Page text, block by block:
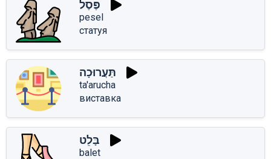
פֶּסֶל
pesel
статуя
תַּעֲרוּכָה
ta'arucha
виставка
בָּלֵט
balet